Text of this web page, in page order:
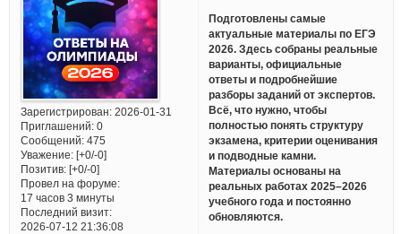
Зарегистрирован: 2026-01-31
Приглашений:0
Сообщений:475
Уважение: [+0/-0]
Позитив: [+0/-0]
Провел на форуме:
17 часов 3 минуты
Последний визит:
2026-07-12 21:36:08
Подготовлены самые
актуальные материалы по ЕГЭ
2026. Здесь собраны реальные
варианты, официальные
ответы и подробнейшие
разборы заданий от экспертов.
Всё, что нужно, чтобы
полностью понять структуру
экзамена, критерии оценивания
и подводные камни.
Материалы основаны на
реальных работах 2025–2026
учебного года и постоянно
обновляются.